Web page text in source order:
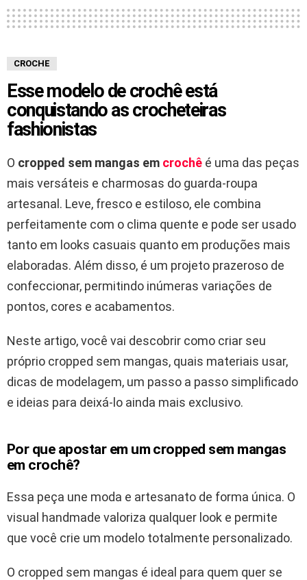
CROCHE
Esse modelo de crochê está
conquistando as crocheteiras
fashionistas
O cropped sem mangas em crochê é uma das peças
mais versáteis e charmosas do guarda-roupa
artesanal. Leve, fresco e estiloso, ele combina
perfeitamente com o clima quente e pode ser usado
tanto em looks casuais quanto em produções mais
elaboradas. Além disso, é um projeto prazeroso de
confeccionar, permitindo inúmeras variações de
pontos, cores e acabamentos.
Neste artigo, você vai descobrir como criar seu
próprio cropped sem mangas, quais materiais usar,
dicas de modelagem, um passo a passo simplificado
e ideias para deixá-lo ainda mais exclusivo.
Por que apostar em um cropped sem mangas
em crochê?
Essa peça une moda e artesanato de forma única. O
visual handmade valoriza qualquer look e permite
que você crie um modelo totalmente personalizado.
O cropped sem mangas é ideal para quem quer se